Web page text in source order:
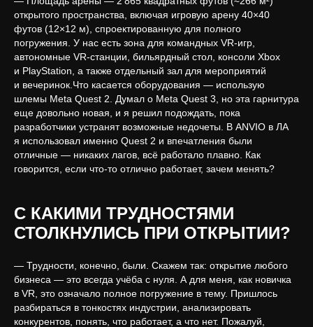
открытого пространства, включая игровую арену 40×40
футов (12×12 м), спроектированную для полного
погружения. У нас есть зона для командных VR-игр,
автономные VR-станции, бильярдный стол, консоли Xbox
и PlayStation, а также отдельный зал для мероприятий
и вечеринок.Что касается оборудования — использую
шлемы Meta Quest 2. Думал о Meta Quest 3, но эта гарнитура
еще довольно новая, и я решил подождать, пока
разработчики устранят возможные недочеты. В ANVIO в ЛА
я использовал именно Quest 2 и впечатления были
отличные — никаких лагов, всё работало плавно. Как
говорится, если что-то отлично работает, зачем менять?
С КАКИМИ ТРУДНОСТЯМИ
СТОЛКНУЛИСЬ ПРИ ОТКРЫТИИ?
— Трудности, конечно, были. Скажем так: открытие любого
бизнеса — это всегда учёба с нуля. А для меня, как новичка
в VR, это означало полное погружение в тему. Пришлось
разбираться в тонкостях индустрии, анализировать
конкурентов, понять, что работает, а что нет. Пожалуй,